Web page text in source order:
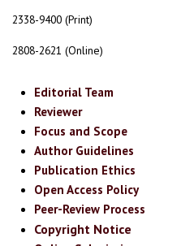
2338-9400 (Print)
2808-2621 (Online)
Editorial Team
Reviewer
Focus and Scope
Author Guidelines
Publication Ethics
Open Access Policy
Peer-Review Process
Copyright Notice